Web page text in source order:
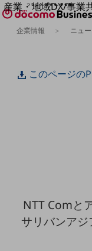
産業・地域DX/事業
OPEN HUB for
イベント/ウェビナー
Smart Mobility
生成AI(Generative AI)
企業情報 ニュ
このページの
NTT Comと
サリバンア